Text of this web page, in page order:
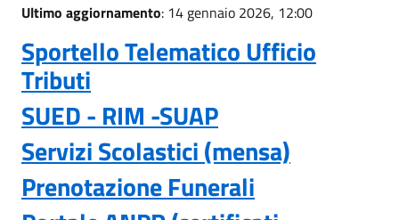
Ultimo aggiornamento: 14 gennaio 2026, 12:00
Sportello Telematico Ufficio
Tributi
SUED - RIM -SUAP
Servizi Scolastici (mensa)
Prenotazione Funerali